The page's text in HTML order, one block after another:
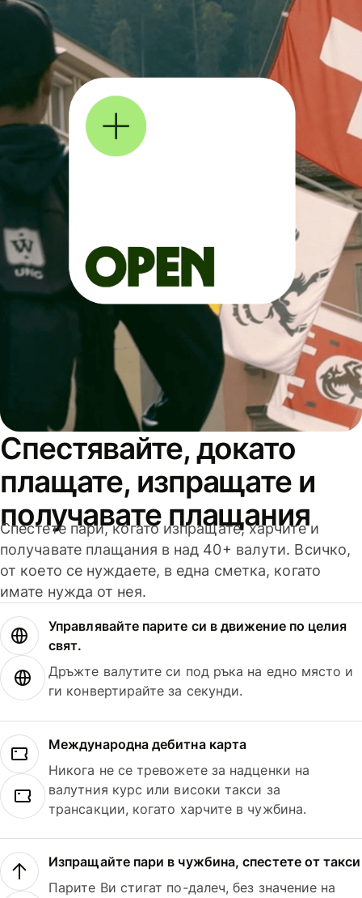
Спестявайте, докато
плащате, изпращате и
получавате плащания
Спестете пари, когато изпращате, харчите и
получавате плащания в над 40+ валути. Всичко,
от което се нуждаете, в една сметка, когато
имате нужда от нея.
Управлявайте парите си в движение по целия
свят.
Дръжте валутите си под ръка на едно място и
ги конвертирайте за секунди.
Международна дебитна карта
Никога не се тревожете за надценки на
валутния курс или високи такси за
трансакции, когато харчите в чужбина.
Изпращайте пари в чужбина, спестете от такси
Парите Ви стигат по-далеч, без значение на